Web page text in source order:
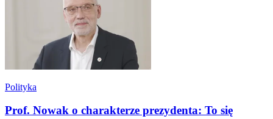
Polityka
Prof. Nowak o charakterze prezydenta: To się